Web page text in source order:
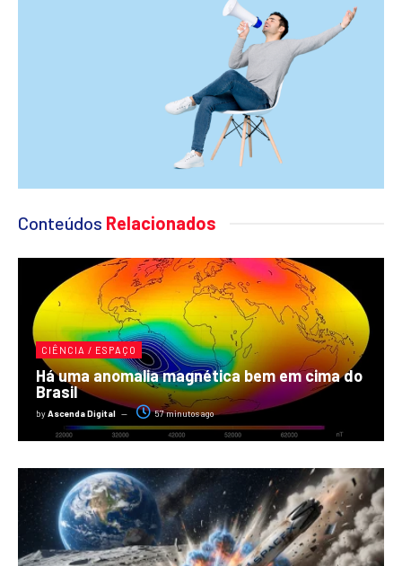
Conteúdos Relacionados
CIÊNCIA / ESPAÇO
Há uma anomalia magnética bem em cima do
Brasil
byAscenda Digital 57 minutos ago